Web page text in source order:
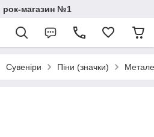
рок-магазин №1
Сувеніри Піни (значки)